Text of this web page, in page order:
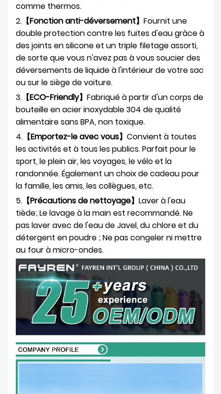
comme thermos.
2. 【Fonction anti-déversement】 Fournit une
double protection contre les fuites d'eau grâce à
des joints en silicone et un triple filetage assorti,
de sorte que vous n'avez pas à vous soucier des
déversements de liquide à l'intérieur de votre sac
ou sur le siège de voiture.
3. 【ECO-Friendly】 Fabriqué à partir d'un corps de
bouteille en acier inoxydable 304 de qualité
alimentaire sans BPA, non toxique.
4. 【Emportez-le avec vous】 Convient à toutes
les activités et à tous les publics. Parfait pour le
sport, le plein air, les voyages, le vélo et la
randonnée. Également un choix de cadeau pour
la famille, les amis, les collègues, etc.
5. 【Précautions de nettoyage】 Laver à l'eau
tiède; Le lavage à la main est recommandé. Ne
pas laver avec de l'eau de Javel, du chlore et du
détergent en poudre ; Ne pas congeler ni mettre
au four à micro-ondes.